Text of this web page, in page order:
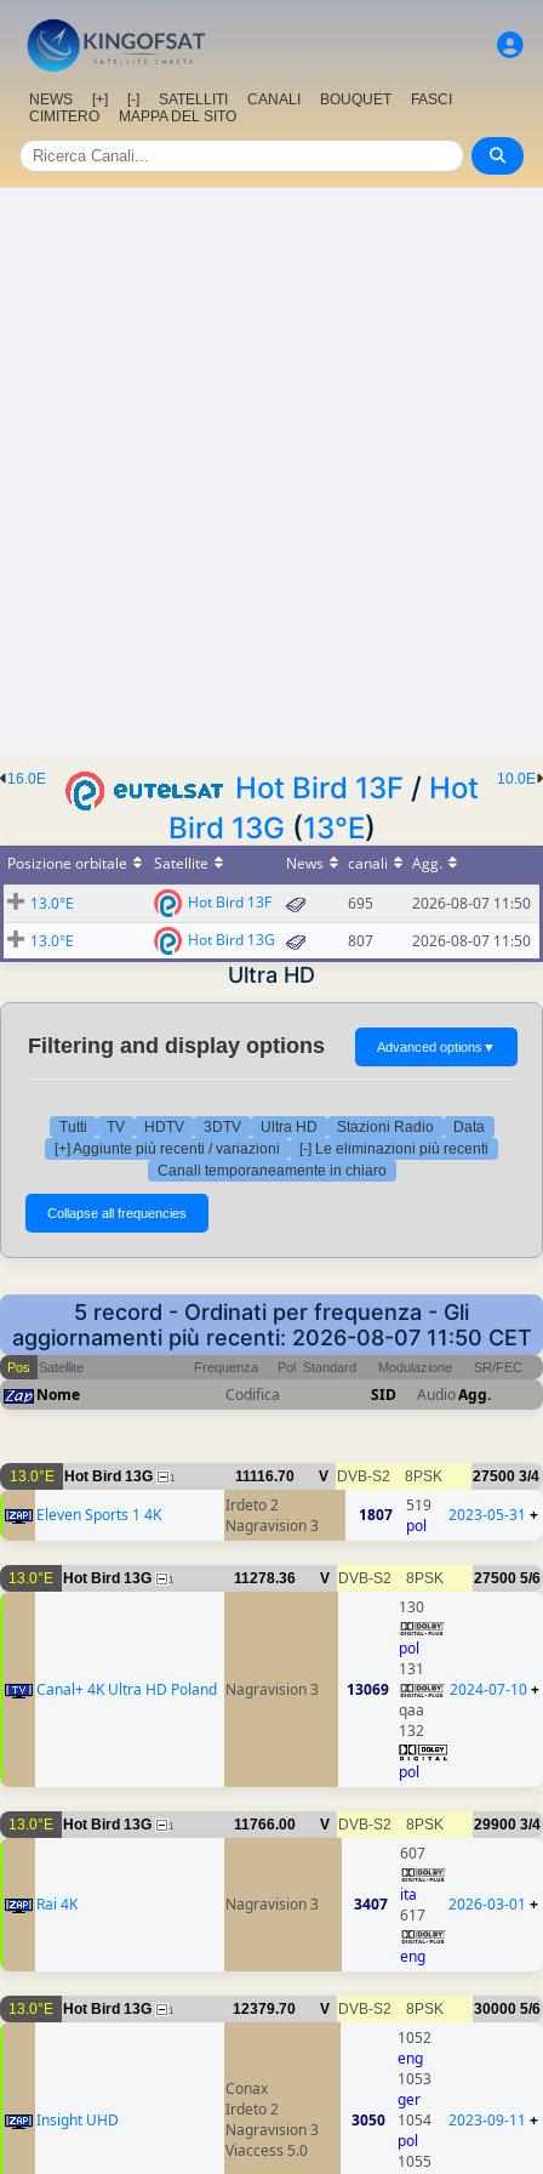
NEWS [+] [-] SATELLITI CANALI BOUQUET
FASCI
CIMITERO
MAPPA DEL SITO
10.0E
16.0E Hot Bird 13F / Hot
Bird 13G (13°E)
Posizione orbitale Satellite News canali
Agg.
13.0°E
Hot Bird 13F 695
2026-08-07 11:50
13.0°E
Hot Bird 13G 807 2026-08-07 11:50
Ultra HD
Filtering and display options Advanced options ▼
Tutti TV HDTV 3DTV Ultra HD Stazioni Radio
Data
[+] Aggiunte più recenti / variazioni
[-] Le eliminazioni più recenti
Canali temporaneamente in chiaro
5 record - Ordinati per frequenza - Gli
aggiornamenti più recenti: 2026-08-07 11:50 CET
Pos Satellite Frequenza Pol Standard Modulazione SR/FEC
Nome Codifica SID AudioAgg.
13.0°E Hot Bird 13G 1 11116.70 V DVB-S2 8PSK 27500 3/4
Eleven Sports 1 4K
Irdeto 2
Nagravision 3
1807
519
pol
2023-05-31 +
13.0°E Hot Bird 13G 1 11278.36 V DVB-S2 8PSK 27500 5/6
Canal+ 4K Ultra HD Poland Nagravision 3 13069
130
pol
131
qaa
132
pol
2024-07-10+
13.0°E Hot Bird 13G 1 11766.00 V DVB-S2 8PSK 29900 3/4
Rai 4K Nagravision 3 3407
607
ita
617
eng
2026-03-01 +
13.0°E Hot Bird 13G 1 12379.70 V DVB-S2 8PSK 30000 5/6
Insight UHD
Conax
Irdeto 2
Nagravision 3
Viaccess 5.0
3050
1052
eng
1053
ger
1054
pol
1055
2023-09-11 +